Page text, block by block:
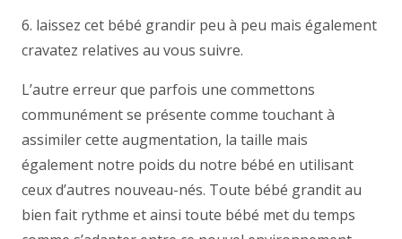
6. laissez cet bébé grandir peu à peu mais également
cravatez relatives au vous suivre.
L’autre erreur que parfois une commettons
communément se présente comme touchant à
assimiler cette augmentation, la taille mais
également notre poids du notre bébé en utilisant
ceux d’autres nouveau-nés. Toute bébé grandit au
bien fait rythme et ainsi toute bébé met du temps